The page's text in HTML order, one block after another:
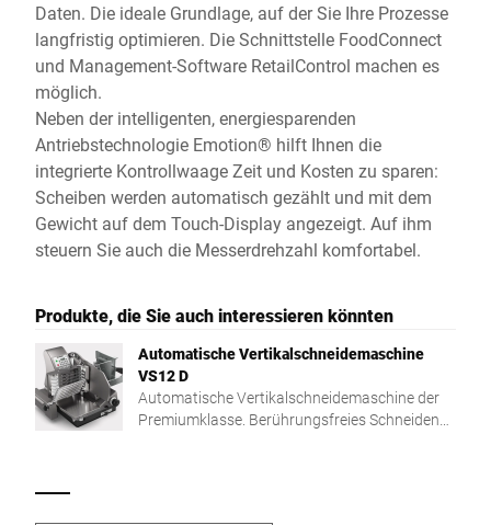
Daten. Die ideale Grundlage, auf der Sie Ihre Prozesse
langfristig optimieren. Die Schnittstelle FoodConnect
und Management-Software RetailControl machen es
möglich.
Neben der intelligenten, energiesparenden
Antriebstechnologie Emotion® hilft Ihnen die
integrierte Kontrollwaage Zeit und Kosten zu sparen:
Scheiben werden automatisch gezählt und mit dem
Gewicht auf dem Touch-Display angezeigt. Auf ihm
steuern Sie auch die Messerdrehzahl komfortabel.
Produkte, die Sie auch interessieren könnten
Automatische Vertikalschneidemaschine
VS12 D
Automatische Vertikalschneidemaschine der
Premiumklasse. Berührungsfreies Schneiden